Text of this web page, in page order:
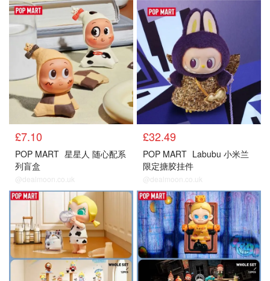
£7.10
POP MART 星星人 随心配系
列盲盒
@dealmoon.co.uk
£32.49
POP MART Labubu 小米兰
限定搪胶挂件
@dealmoon.co.uk